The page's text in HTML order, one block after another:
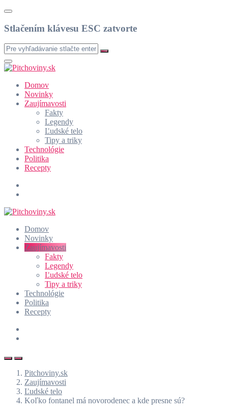
Stlačením klávesu ESC zatvorte
Domov
Novinky
Zaujímavosti
Fakty
Legendy
Ľudské telo
Tipy a triky
Technológie
Politika
Recepty
Domov
Novinky
Zaujímavosti
Fakty
Legendy
Ľudské telo
Tipy a triky
Technológie
Politika
Recepty
Pitchoviny.sk
Zaujímavosti
Ľudské telo
Koľko fontanel má novorodenec a kde presne sú?